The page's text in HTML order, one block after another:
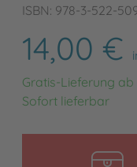
ISBN: 978-3-522-
14,00 €
Gratis-Lieferung ab
Sofort lieferbar